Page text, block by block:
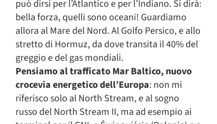
può dirsi per l’Atlantico e per l’Indiano. Si dirà:
bella forza, quelli sono oceani! Guardiamo
allora al Mare del Nord. Al Golfo Persico, e allo
stretto di Hormuz, da dove transita il 40% del
greggio e del gas mondiali.
Pensiamo al trafficato Mar Baltico, nuovo
crocevia energetico dell’Europa: non mi
riferisco solo al North Stream, e al sogno
russo del North Stream II, ma ad esempio ai